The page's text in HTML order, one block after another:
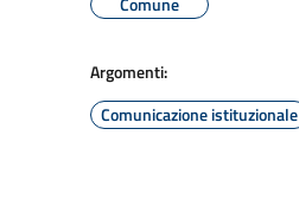
Argomenti:
Comunicazione istituzionale